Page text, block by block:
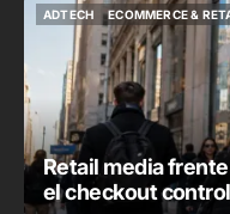
ADTECH
ADTECH
ECOMMERCE &
ECOMMERCE &
Retail media
el checkout